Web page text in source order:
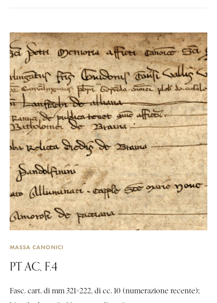
MASSA CANONICI
PT AC, F.4
Fasc. cart. di mm 321×222, di cc. 10 (numerazione recente);